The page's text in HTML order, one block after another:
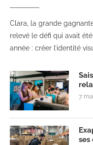
Clara, la grande
relevé le défi qui avait
année : créer l’identité
7
ses